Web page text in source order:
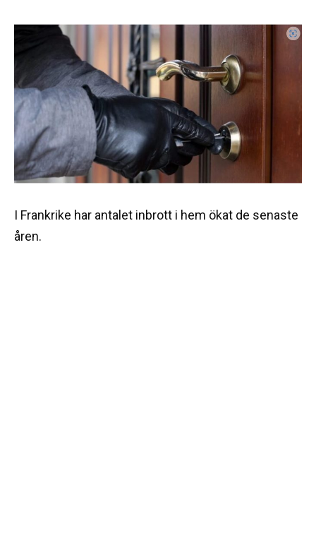
I Frankrike har antalet inbrott i hem ökat de senaste
åren.